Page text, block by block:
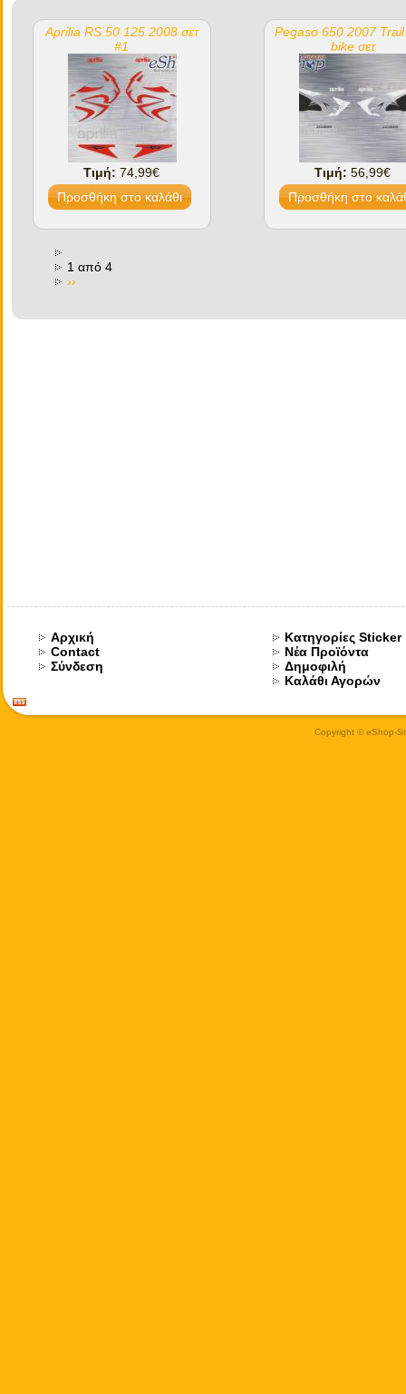
Aprilia RS 50 125 2008 σετ
#1
Τιμή:74,99€
Pegaso 650 2007
bike σετ
Τιμή:56,99€
1 από 4
››
Αρχική
Contact
Σύνδεση
Κατηγορίες Sticker
Νέα Προϊόντα
Δημοφιλή
Καλάθι Αγορών
Copyright © eShop-